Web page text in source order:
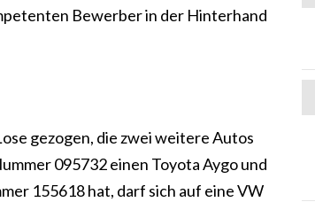
Bewerber in der Hinterhand
gezogen, die zwei weitere Autos
095732 einen Toyota Aygo und
155618 hat, darf sich auf eine VW